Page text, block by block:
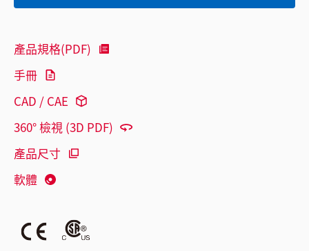
產品規格(PDF)
手冊
CAD / CAE
360° 檢視 (3D PDF)
產品尺寸
軟體